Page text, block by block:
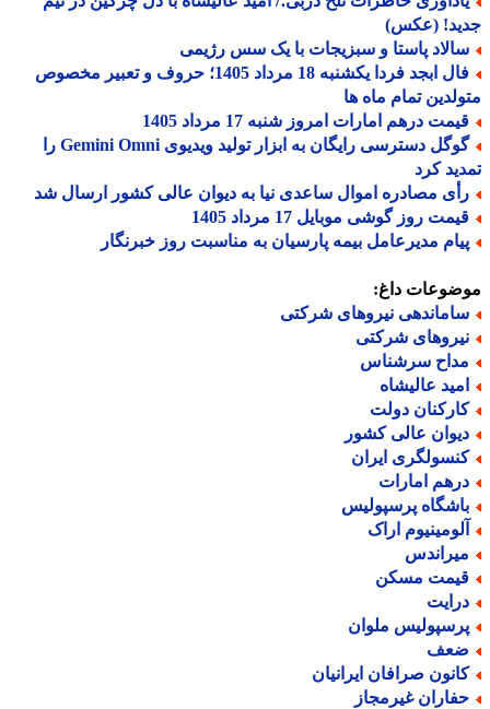
(عکس)
پاستا و سبزیجات با یک سس رژیمی
فال ابجد فردا یکشنبه 18 مرداد 1405؛ حروف و تعبیر مخصوص
تمام ماه ها
درهم امارات امروز شنبه 17 مرداد 1405
گوگل دسترسی رایگان به ابزار تولید ویدیوی Gemini Omni را
کرد
مصادره اموال ساعدی نیا به دیوان عالی کشور ارسال شد
روز گوشی موبایل 17 مرداد 1405
مدیرعامل بیمه پارسیان به مناسبت روز خبرنگار
داغ:
نیروهای شرکتی
شرکتی
سرشناس
عالیشاه
دولت
عالی کشور
ایران
امارات
پرسپولیس
اراک
مسکن
ملوان
صرافان ایرانیان
غیرمجاز